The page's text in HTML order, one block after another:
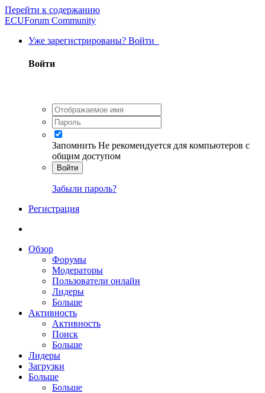
Перейти к содержанию
ECUForum Community
Уже зарегистрированы? Войти
Войти
Запомнить Не рекомендуется для компьютеров с
общим доступом
Войти
Забыли пароль?
Регистрация
Обзор
Форумы
Модераторы
Пользователи онлайн
Лидеры
Больше
Активность
Активность
Поиск
Больше
Лидеры
Загрузки
Больше
Больше